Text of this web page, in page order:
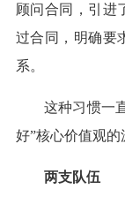
顾问合同，引进
过合同，明确要
系。
这种习惯一
好”核心价值观的
两支队伍